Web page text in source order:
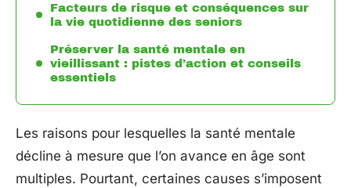
Facteurs de risque et conséquences sur
la vie quotidienne des seniors
Préserver la santé mentale en
vieillissant : pistes d’action et conseils
essentiels
Les raisons pour lesquelles la santé mentale
décline à mesure que l’on avance en âge sont
multiples. Pourtant, certaines causes s’imposent